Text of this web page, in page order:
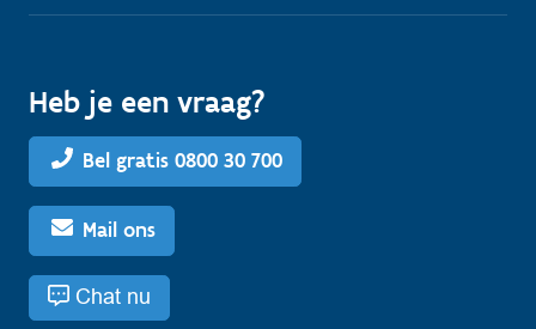
Heb je een vraag?
Bel gratis 0800 30 700
Mail ons
Chat nu